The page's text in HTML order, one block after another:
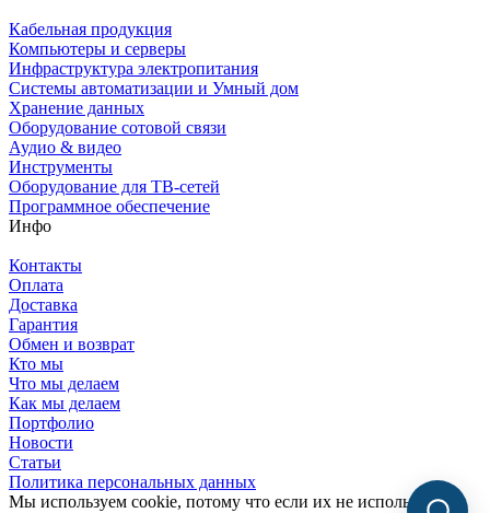
Кабельная продукция
Компьютеры и серверы
Инфраструктура электропитания
Системы автоматизации и Умный дом
Хранение данных
Оборудование сотовой связи
Аудио & видео
Инструменты
Оборудование для ТВ-сетей
Программное обеспечение
Инфо
Контакты
Оплата
Доставка
Гарантия
Обмен и возврат
Кто мы
Что мы делаем
Как мы делаем
Портфолио
Новости
Статьи
Политика персональных данных
Мы используем cookie, потому что если их не использовать,